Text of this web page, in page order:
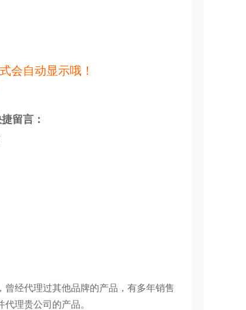
会自动显示哦！
留言：
曾经代理过其他品牌的产品，有多年销售
理贵公司的产品。